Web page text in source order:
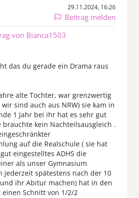
29.11.2024, 16:26
Beitrag melden
von Bianca1503
das du gerade ein Drama raus
alte Tochter, war grenzwertig
sind auch aus NRW) sie kam in
1 Jahr bei ihr hat es sehr gut
brauchte kein Nachteilsausgleich .
auf die Realschule ( sie hat
eingestelltes ADHS die
als unser Gymnasium
jederzeit spätestens nach der 10
ihr Abitur machen) hat in den
Schnitt von 1/2/2